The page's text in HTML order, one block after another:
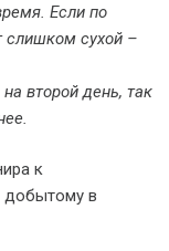
Если по
слишком сухой –
второй день, так
к
добытому в